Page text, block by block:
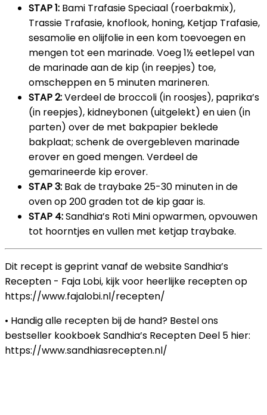
STAP 1: Bami Trafasie Speciaal (roerbakmix),
Trassie Trafasie, knoflook, honing, Ketjap Trafasie,
sesamolie en olijfolie in een kom toevoegen en
mengen tot een marinade. Voeg 1½ eetlepel van
de marinade aan de kip (in reepjes) toe,
omscheppen en 5 minuten marineren.
STAP 2:Verdeel de broccoli (in roosjes), paprika’s
(in reepjes), kidneybonen (uitgelekt) en uien (in
parten) over de met bakpapier beklede
bakplaat; schenk de overgebleven marinade
erover en goed mengen. Verdeel de
gemarineerde kip erover.
STAP 3: Bak de traybake 25-30 minuten in de
oven op 200 graden tot de kip gaar is.
STAP 4:Sandhia’s Roti Mini opwarmen, opvouwen
tot hoorntjes en vullen met ketjap traybake.
Dit recept is geprint vanaf de website Sandhia’s
Recepten - Faja Lobi, kijk voor heerlijke recepten op
https://www.fajalobi.nl/recepten/
• Handig alle recepten bij de hand? Bestel ons
bestseller kookboek Sandhia’s Recepten Deel 5 hier:
https://www.sandhiasrecepten.nl/